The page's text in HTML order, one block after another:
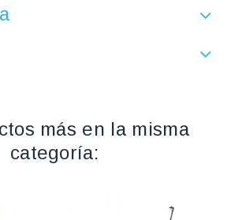
más en la misma
categoría: